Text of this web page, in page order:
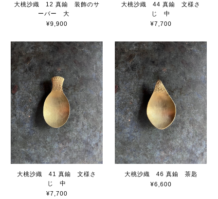
大桃沙織 12 真鍮 装飾のサ
ーバー 大
¥9,900
大桃沙織 44 真鍮 文様さ
じ 中
¥7,700
大桃沙織 41 真鍮 文様さ
じ 中
¥7,700
大桃沙織 46 真鍮 茶匙
¥6,600